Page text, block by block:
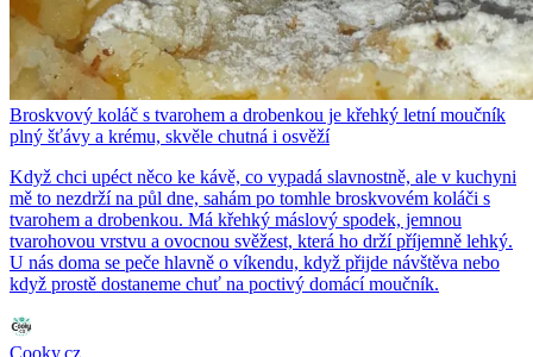
Broskvový koláč s tvarohem a drobenkou je křehký letní moučník
plný šťávy a krému, skvěle chutná i osvěží
Když chci upéct něco ke kávě, co vypadá slavnostně, ale v kuchyni
mě to nezdrží na půl dne, sahám po tomhle broskvovém koláči s
tvarohem a drobenkou. Má křehký máslový spodek, jemnou
tvarohovou vrstvu a ovocnou svěžest, která ho drží příjemně lehký.
U nás doma se peče hlavně o víkendu, když přijde návštěva nebo
když prostě dostaneme chuť na poctivý domácí moučník.
Cooky.cz